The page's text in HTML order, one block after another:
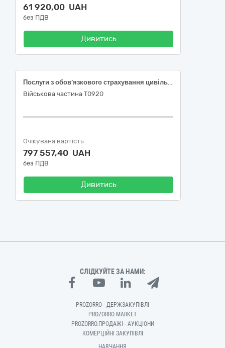
61 920,00 UAH
без ПДВ
Дивитись
Послуги з обов’язкового страхування цивільно-правової відповідальності власників наземних транспортних засобів
Військова частина Т0920
Очікувана вартість
797 557,40 UAH
без ПДВ
Дивитись
СЛІДКУЙТЕ ЗА НАМИ:
PROZORRO - ДЕРЖЗАКУПІВЛІ
PROZORRO MARKET
PROZORRO.ПРОДАЖІ - АУКЦІОНИ
КОМЕРЦІЙНІ ЗАКУПІВЛІ
НАВЧАННЯ